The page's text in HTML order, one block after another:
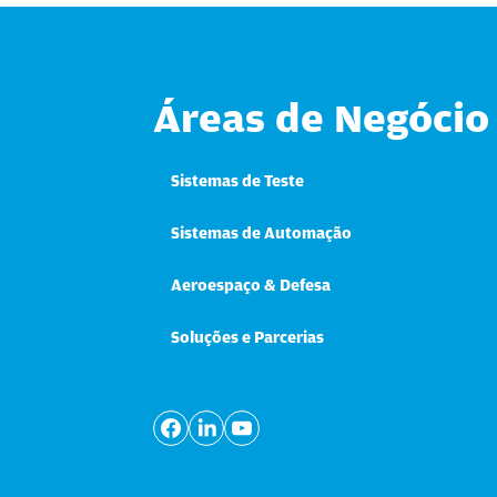
Áreas de Negócio
Sistemas de Teste
Sistemas de Automação
Aeroespaço & Defesa
Soluções e Parcerias